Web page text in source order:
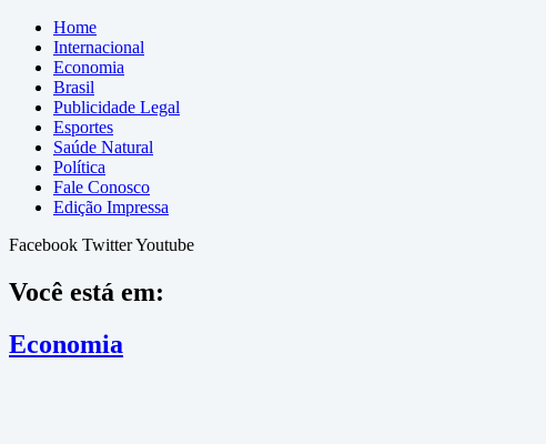
Home
Internacional
Economia
Brasil
Publicidade Legal
Esportes
Saúde Natural
Política
Fale Conosco
Edição Impressa
Facebook TwitterYoutube
Você está em:
Economia